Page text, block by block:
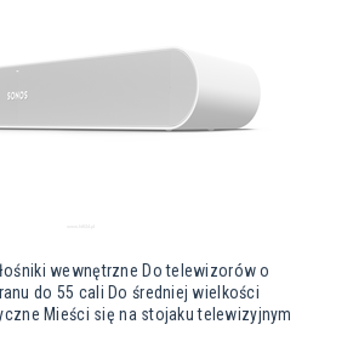
wewnętrzne Do telewizorów o
do 55 cali Do średniej wielkości
Mieści się na stojaku telewizyjnym